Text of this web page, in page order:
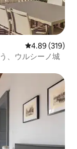
レビュー319
4.89 (319)
、ウルシーノ城